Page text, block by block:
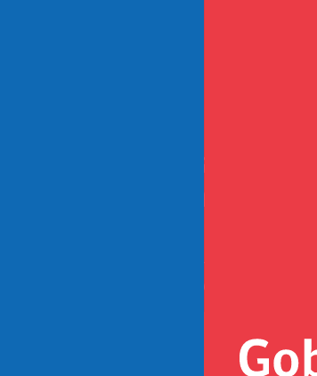
por Pago
medianas y
titulares de Dipres y la Tesorería General de
y fundador de la empresa